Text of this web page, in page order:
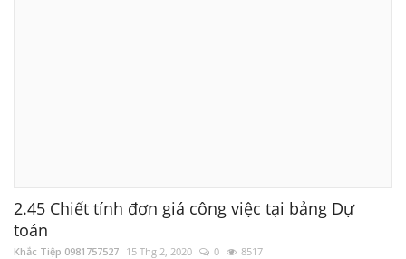
2.45 Chiết tính đơn giá công việc tại bảng Dự
toán
Khắc Tiệp 0981757527 15 Thg 2, 2020 0 8517